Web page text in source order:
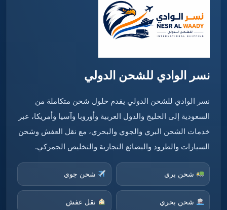
نسر الوادي للشحن الدولي
نسر الوادي للشحن الدولي يقدم حلول شحن متكاملة من
السعودية إلى الخليج والدول العربية وأوروبا وآسيا وأمريكا، عبر
خدمات الشحن البري والجوي والبحري، مع نقل العفش وشحن
السيارات والطرود والبضائع التجارية والتخليص الجمركي.
شحن بري شحن جوي
شحن بحري نقل عفش